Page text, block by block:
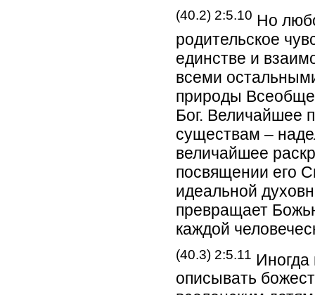
(40.2) 2:5.10 Но
родительское
единстве и
всеми
природы
Бог. Величайшее
существам –
величайшее
посвящении его
идеальной
превращает
каждой
(40.3) 2:5.11
описывать